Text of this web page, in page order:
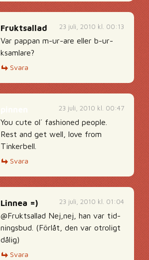
23 juli, 2010 kl. 00:13
Fruktsallad
Var pappan m-ur-are eller b-ur-
ksamlare?
Svara
23 juli, 2010 kl. 00:47
You cute ol´ fashioned people.
Rest and get well, love from
Tinkerbell.
Svara
23 juli, 2010 kl. 01:04
Linnea =)
@Fruktsallad Nej,nej, han var tid-
ningsbud. (Förlåt, den var otroligt
dålig)
Svara